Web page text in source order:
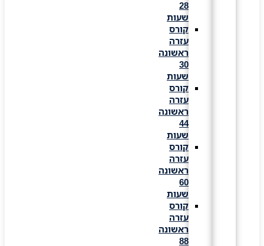
שעות
קורס
עזרה
ראשונה
שעות
קורס
עזרה
ראשונה
שעות
קורס
עזרה
ראשונה
שעות
קורס
עזרה
ראשונה